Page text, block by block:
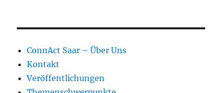
ConnAct Saar – Über Uns
Kontakt
Veröffentlichungen